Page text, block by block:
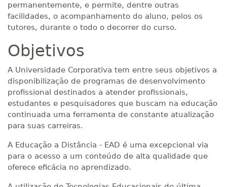
permanentemente, e permite, dentre outras
facilidades, o acompanhamento do aluno, pelos os
tutores, durante o todo o decorrer do curso.
Objetivos
A Universidade Corporativa tem entre seus objetivos a
disponibilização de programas de desenvolvimento
profissional destinados a atender profissionais,
estudantes e pesquisadores que buscam na educação
continuada uma ferramenta de constante atualização
para suas carreiras.
A Educação a Distância - EAD é uma excepcional via
para o acesso a um conteúdo de alta qualidade que
oferece eficácia no aprendizado.